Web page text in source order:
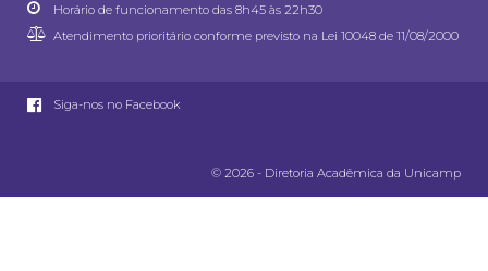
Horário de funcionamento das 8h45 às 22h30
Atendimento prioritário conforme previsto na Lei 10048 de 11/08/2000
Siga-nos no Facebook
© 2026 - Diretoria Acadêmica da Unicamp